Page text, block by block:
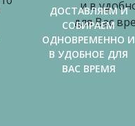
ДОСТАВЛЯЕМ И
СОБИРАЕМ
ОДНОВРЕМЕННО И
В УДОБНОЕ ДЛЯ
ВАС ВРЕМЯ